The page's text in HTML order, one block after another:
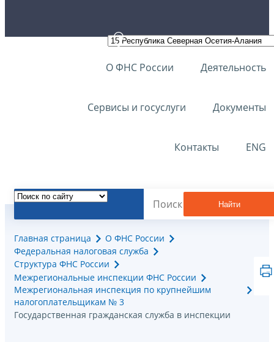
О ФНС России Деятельность
Сервисы и госуслуги Документы
Контакты ENG
Найти
Главная страница
О ФНС России
Федеральная налоговая служба
Структура ФНС России
Межрегиональные инспекции ФНС России
Межрегиональная инспекция по крупнейшим
налогоплательщикам № 3
Государственная гражданская служба в инспекции